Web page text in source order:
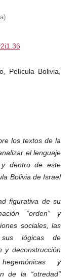
Película Bolivia,
los textos de la
el lenguaje
y dentro de este
Bolivia de Israel
figurativa de su
“orden” y
sociales, las
sus lógicas de
y deconstrucción
y
de la “otredad”